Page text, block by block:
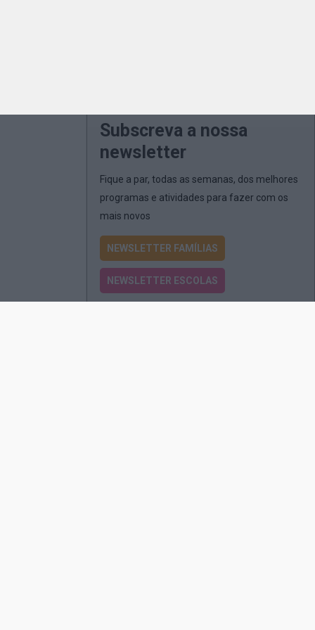
Subscreva a nossa
newsletter
Fique a par, todas as semanas, dos melhores
programas e atividades para fazer com os
mais novos
NEWSLETTER FAMÍLIAS
NEWSLETTER ESCOLAS